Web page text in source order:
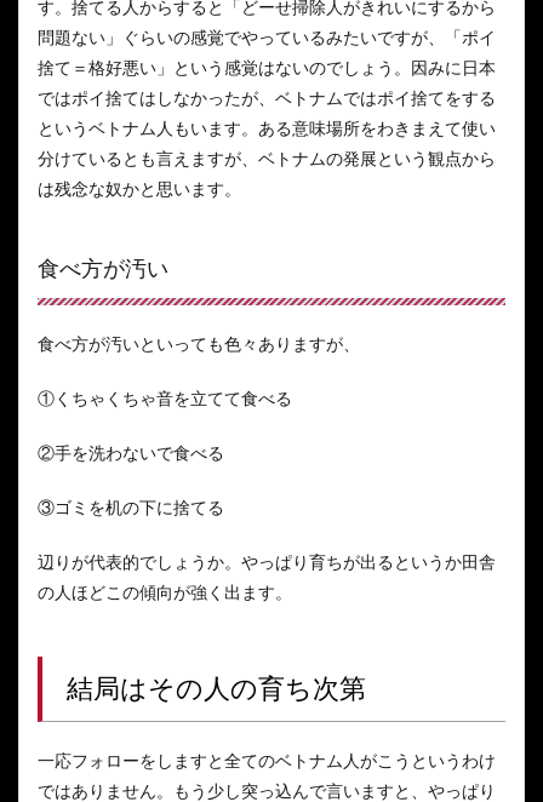
す。捨てる人からすると「どーせ掃除人がきれいにするから
問題ない」ぐらいの感覚でやっているみたいですが、「ポイ
捨て＝格好悪い」という感覚はないのでしょう。因みに日本
ではポイ捨てはしなかったが、ベトナムではポイ捨てをする
というベトナム人もいます。ある意味場所をわきまえて使い
分けているとも言えますが、ベトナムの発展という観点から
は残念な奴かと思います。
食べ方が汚い
食べ方が汚いといっても色々ありますが、
①くちゃくちゃ音を立てて食べる
②手を洗わないで食べる
③ゴミを机の下に捨てる
辺りが代表的でしょうか。やっぱり育ちが出るというか田舎
の人ほどこの傾向が強く出ます。
結局はその人の育ち次第
一応フォローをしますと全てのベトナム人がこうというわけ
ではありません。もう少し突っ込んで言いますと、やっぱり